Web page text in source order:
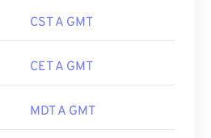
CST A GMT
CET A GMT
MDT A GMT